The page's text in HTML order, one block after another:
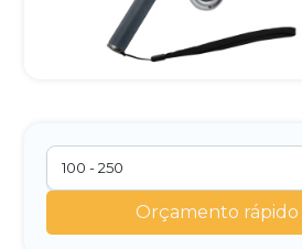
Orçamento rápido